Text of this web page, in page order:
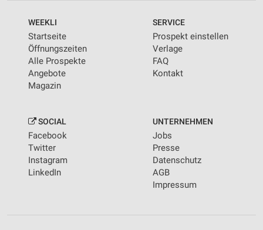
WEEKLI
Startseite
Öffnungszeiten
Alle Prospekte
Angebote
Magazin
SERVICE
Prospekt einstellen
Verlage
FAQ
Kontakt
SOCIAL
Facebook
Twitter
Instagram
LinkedIn
UNTERNEHMEN
Jobs
Presse
Datenschutz
AGB
Impressum